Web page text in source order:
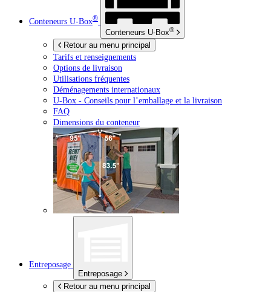
Conteneurs U-Box®
Conteneurs U-Box®
Retour au menu principal
Tarifs et renseignements
Options de livraison
Utilisations fréquentes
Déménagements internationaux
U-Box - Conseils pour l’emballage et la livraison
FAQ
Dimensions du conteneur
Entreposage
Entreposage
Retour au menu principal